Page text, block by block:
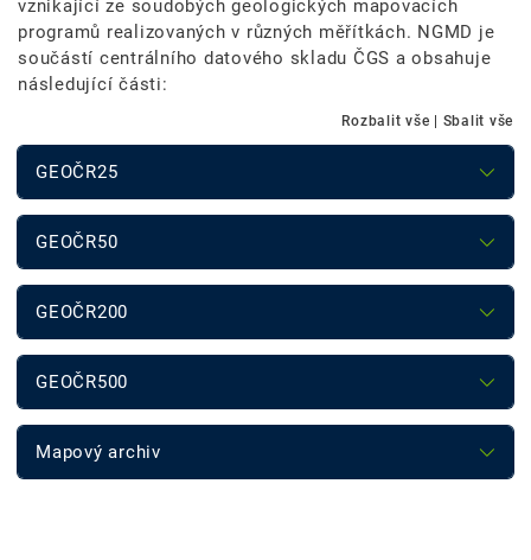
vznikající ze soudobých geologických mapovacích
programů realizovaných v různých měřítkách. NGMD je
součástí centrálního datového skladu ČGS a obsahuje
následující části:
Rozbalit vše Sbalit vše
GEOČR25
GEOČR50
GEOČR200
GEOČR500
Mapový archiv